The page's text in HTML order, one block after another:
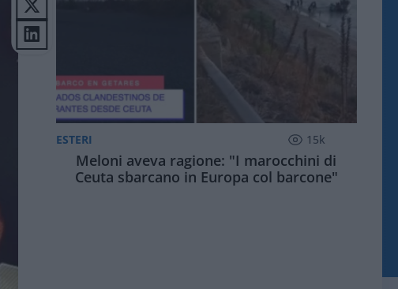
ESTERI 15k
Meloni aveva ragione: "I marocchini di
Ceuta sbarcano in Europa col barcone"